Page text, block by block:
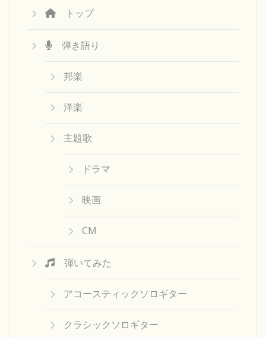
トップ
弾き語り
邦楽
洋楽
主題歌
ドラマ
映画
CM
弾いてみた
アコースティックソロギター
クラシックソロギター